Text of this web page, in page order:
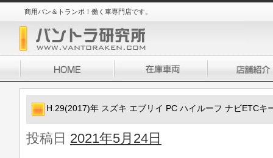
商用バン＆トランポ！働く車専門店です。
H.29(2017)年 スズキ エブリイ PC ハイルーフ ナビETCキ
投稿日 2021年5月24日